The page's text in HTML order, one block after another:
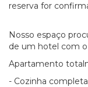
reserva for
Nosso espaço
de um hotel com
Apartamento
- Cozinha